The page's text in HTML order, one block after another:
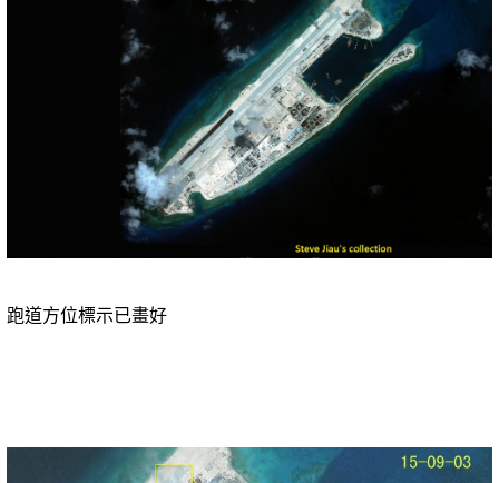
跑道方位標示已畫好